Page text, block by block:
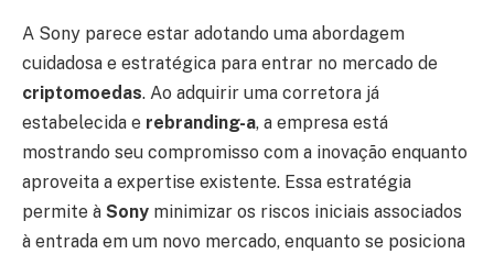
A Sony parece estar adotando uma abordagem
cuidadosa e estratégica para entrar no mercado de
criptomoedas. Ao adquirir uma corretora já
estabelecida e rebranding-a, a empresa está
mostrando seu compromisso com a inovação enquanto
aproveita a expertise existente. Essa estratégia
permite à Sony minimizar os riscos iniciais associados
à entrada em um novo mercado, enquanto se posiciona